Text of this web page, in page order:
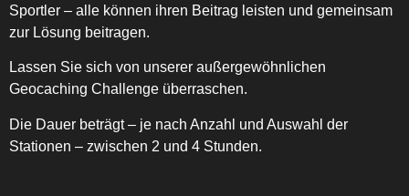
Sportler – alle können ihren Beitrag leisten und gemeinsam
zur Lösung beitragen.
Lassen Sie sich von unserer außergewöhnlichen
Geocaching Challenge überraschen.
Die Dauer beträgt – je nach Anzahl und Auswahl der
Stationen – zwischen 2 und 4 Stunden.